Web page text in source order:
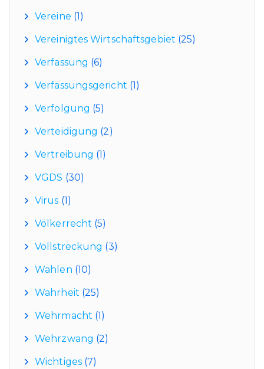
Vereine (1)
Vereinigtes Wirtschaftsgebiet (25)
Verfassung (6)
Verfassungsgericht (1)
Verfolgung (5)
Verteidigung (2)
Vertreibung (1)
VGDS (30)
Virus (1)
Völkerrecht (5)
Vollstreckung (3)
Wahlen (10)
Wahrheit (25)
Wehrmacht (1)
Wehrzwang (2)
Wichtiges(7)